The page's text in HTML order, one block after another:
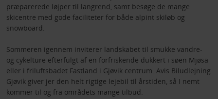
præparerede løjper til langrend, samt besøge de mange
skicentre med gode faciliteter for både alpint skiløb og
snowboard.
Sommeren igennem inviterer landskabet til smukke vandre-
og cykelture efterfulgt af en forfriskende dukkert i søen Mjøsa
eller i friluftsbadet Fastland i Gjøvik centrum. Avis Biludlejning
Gjøvik giver jer den helt rigtige lejebil til årstiden, så I nemt
kommer til og fra områdets mange tilbud.